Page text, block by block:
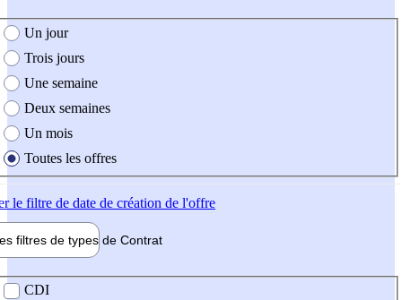
création de l'offre
Un jour
Trois jours
Une semaine
Deux semaines
Un mois
Toutes les offres
le filtre de date de création de l'offre
filtres de types de Contrat
contrat
CDI